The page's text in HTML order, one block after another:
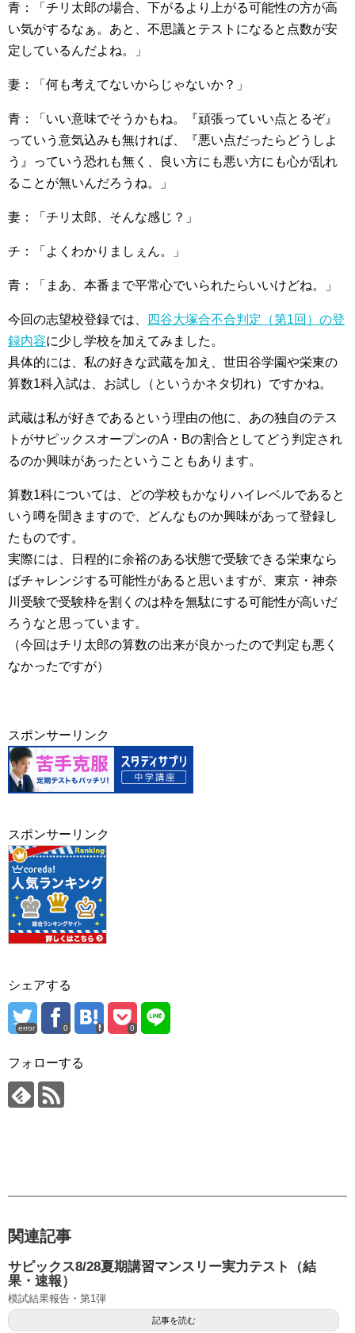
青：「チリ太郎の場合、下がるより上がる可能性の方が高
い気がするなぁ。あと、不思議とテストになると点数が安
定しているんだよね。」
妻：「何も考えてないからじゃないか？」
青：「いい意味でそうかもね。『頑張っていい点とるぞ』
っていう意気込みも無ければ、『悪い点だったらどうしよ
う』っていう恐れも無く、良い方にも悪い方にも心が乱れ
ることが無いんだろうね。」
妻：「チリ太郎、そんな感じ？」
チ：「よくわかりましぇん。」
青：「まあ、本番まで平常心でいられたらいいけどね。」
今回の志望校登録では、
四谷大塚合不合判定（第1回）の登
録内容に少し学校を加えてみました。
具体的には、私の好きな武蔵を加え、世田谷学園や栄東の
算数1科入試は、お試し（というかネタ切れ）ですかね。
武蔵は私が好きであるという理由の他に、あの独自のテス
トがサピックスオープンのA・Bの割合としてどう判定され
るのか興味があったということもあります。
算数1科については、どの学校もかなりハイレベルであると
いう噂を聞きますので、どんなものか興味があって登録し
たものです。
実際には、日程的に余裕のある状態で受験できる栄東なら
ばチャレンジする可能性があると思いますが、東京・神奈
川受験で受験枠を割くのは枠を無駄にする可能性が高いだ
ろうなと思っています。
（今回はチリ太郎の算数の出来が良かったので判定も悪く
なかったですが）
スポンサーリンク
スポンサーリンク
シェアする
error 0 0
フォローする
関連記事
サピックス8/28夏期講習マンスリー実力テスト（結
果・速報）
模試結果報告・第1弾
記事を読む